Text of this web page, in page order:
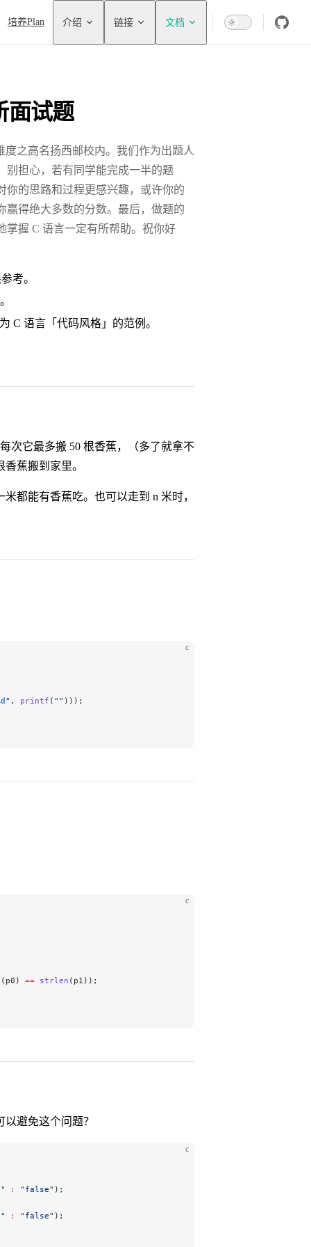
培养Plan 介绍 链接 文档
面试题
之高名扬西邮校内。我们作为出题人
别担心，若有同学能完成一半的题
你的思路和过程更感兴趣，或许你的
赢得绝大多数的分数。最后，做题的
掌握 C 语言一定有所帮助。祝你好
考。
C 语言「代码风格」的范例。
次它最多搬 50 根香蕉，（多了就拿不
蕉搬到家里。
都能有香蕉吃。也可以走到 n 米时，
c
" , printf ( "" )));
c
(p0) == strlen (p1));
避免这个问题？
c
: "false" );
: "false" );